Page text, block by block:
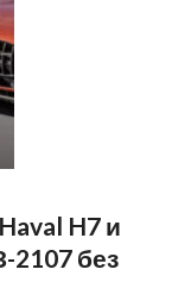
H7 и
2107 без